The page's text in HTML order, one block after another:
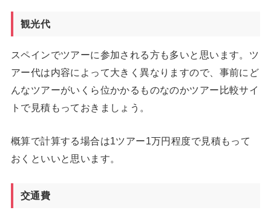
観光代
スペインでツアーに参加される方も多いと思います。ツ
アー代は内容によって大きく異なりますので、事前にど
んなツアーがいくら位かかるものなのかツアー比較サイ
トで見積もっておきましょう。
概算で計算する場合は1ツアー1万円程度で見積もって
おくといいと思います。
交通費